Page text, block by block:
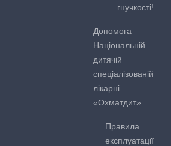
гнучкості!
Допомога
Національній
дитячій
спеціалізованій
лікарні
«Охматдит»
Правила
експлуатації